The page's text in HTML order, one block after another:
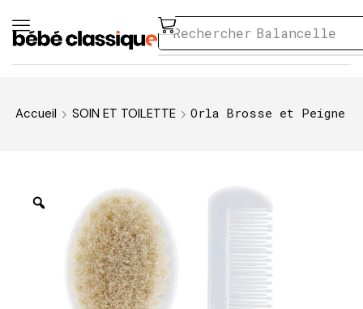
Rechercher Balancelle
Accueil SOIN ET TOILETTE Orla Brosse et Peigne